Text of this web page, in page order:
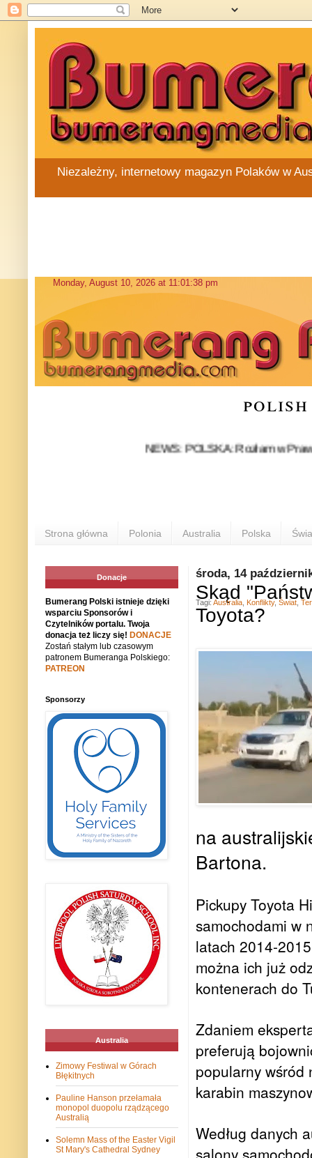
Niezależny, internetowy magazyn Polaków w
NEWS: POLSKA: Rozłam w Prawie
Strona główna Polonia Australia Polska
środa, 14
Skąd
Toyota?
na
Bartona.
Pickupy Toyota
samochodami w
latach 2014-
można ich już
kontenerach do
Zdaniem
preferują
popularny wśród
karabin
Według danych
Tagi: Australia Konflikty, Świat
Donacje
Bumerang Polski istnieje dzięki
wsparciu Sponsorów i
Czytelników portalu. Twoja
donacja też liczy się! DONACJE
Zostań stałym lub czasowym
patronem Bumeranga Polskiego:
PATREON
Sponsorzy
Australia
Zimowy Festiwal w Górach
Błękitnych
Pauline Hanson przełamała
monopol duopolu rządzącego
Australią
Solemn Mass of the Easter Vigil
St Mary's Cathedral Sydney